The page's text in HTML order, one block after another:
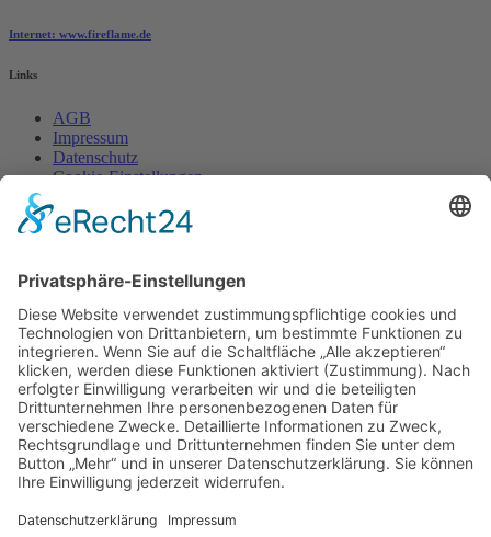
Internet: www.fireflame.de
Links
AGB
Impressum
Datenschutz
Cookie-Einstellungen
Friedrich-List-Str. 38
D-70771 LEINFELDEN-ECHTERDINGEN
Termine nur nach Vereinbarung!
fireflame - einrichtung und design. © Copyright - 2018|Alle
Rechte vorbehalten